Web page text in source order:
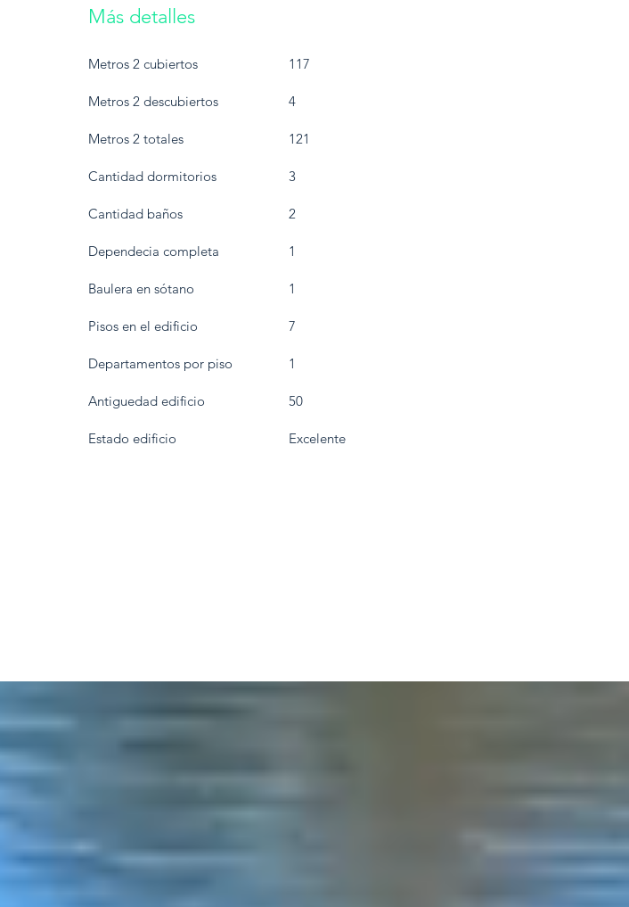
Más detalles
Metros 2 cubiertos
Metros 2 descubiertos
Metros 2 totales
Cantidad dormitorios
Cantidad baños
Dependecia completa
Baulera en sótano
Pisos en el edificio
Departamentos por piso
Antiguedad edificio
Estado edificio
117
4
121
3
2
1
1
7
1
50
Excelente